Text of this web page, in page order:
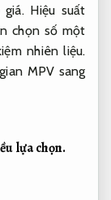
giá. Hiệu suất
chọn số một
nhiên liệu.
MPV sang
lựa chọn.